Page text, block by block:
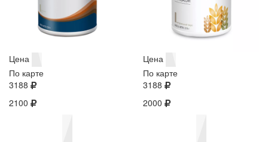
Цена
По карте
3188
2100
Цена
По карте
3188
2000